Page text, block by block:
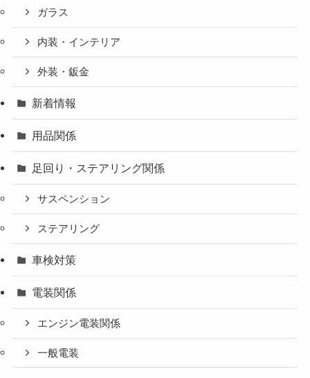
ガラス
内装・インテリア
外装・鈑金
新着情報
用品関係
足回り・ステアリング関係
サスペンション
ステアリング
車検対策
電装関係
エンジン電装関係
一般電装